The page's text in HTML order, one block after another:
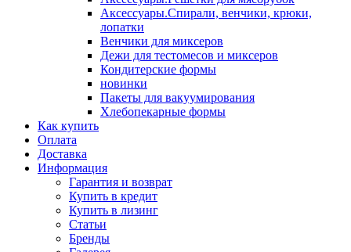
Аксессуары.Спирали, венчики, крюки,
лопатки
Венчики для миксеров
Дежи для тестомесов и миксеров
Кондитерские формы
новинки
Пакеты для вакуумирования
Хлебопекарные формы
Как купить
Оплата
Доставка
Информация
Гарантия и возврат
Купить в кредит
Купить в лизинг
Статьи
Бренды